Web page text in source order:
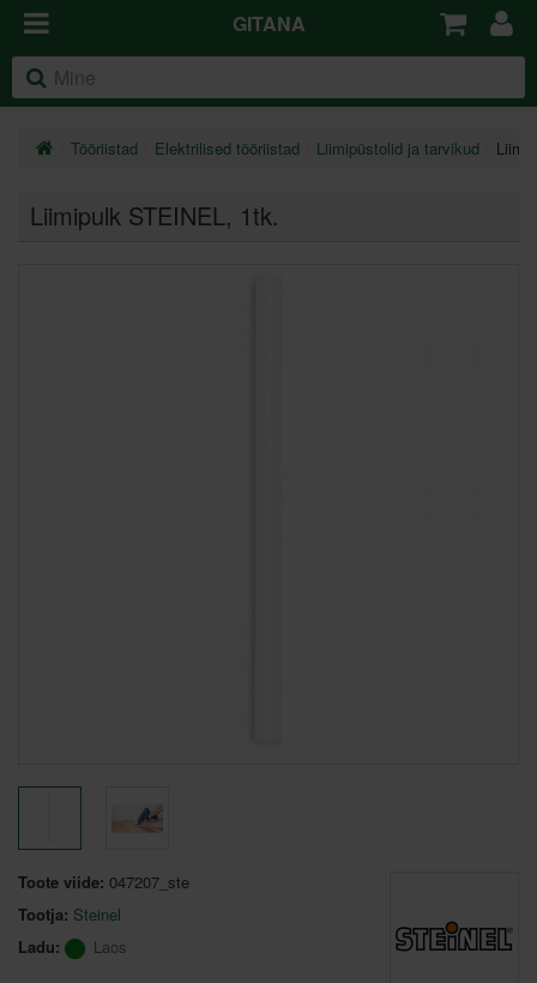
GITANA
Tööriistad Elektrilised tööriistad Liimipüstolid ja tarvikud
Liimipulk STEINEL, 1tk.
Toote viide: 047207_ste
Tootja: Steinel
Ladu:
Laos